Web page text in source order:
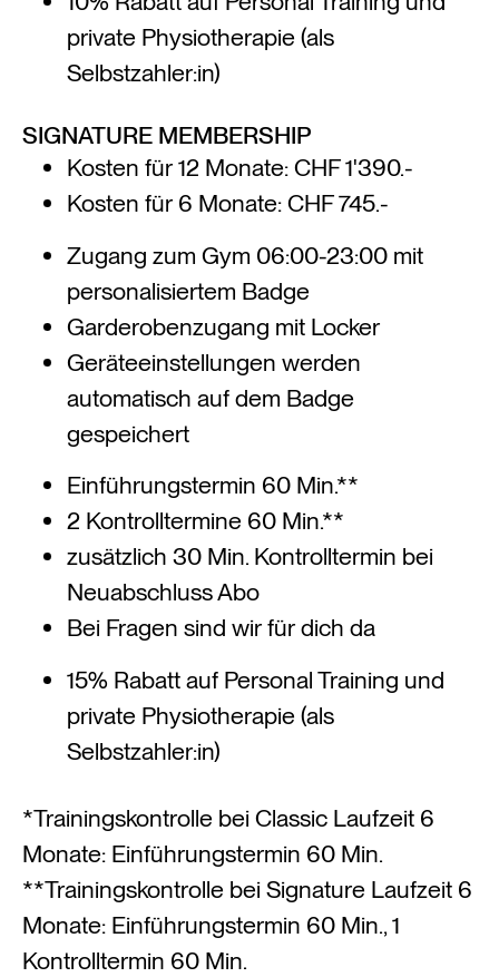
private Physiotherapie (als
Selbstzahler:in)
SIGNATURE MEMBERSHIP
Kosten für 12 Monate: CHF 1'390.-
Kosten für 6 Monate: CHF 745.-
Zugang zum Gym 06:00-23:00 mit
personalisiertem Badge
Garderobenzugang mit Locker
Geräteeinstellungen werden
automatisch auf dem Badge
gespeichert
Einführungstermin 60 Min.**
2 Kontrolltermine 60 Min.**
zusätzlich 30 Min. Kontrolltermin bei
Neuabschluss Abo
Bei Fragen sind wir für dich da
15% Rabatt auf Personal Training und
private Physiotherapie (als
Selbstzahler:in)
*Trainingskontrolle bei Classic Laufzeit 6
Monate: Einführungstermin 60 Min.
**Trainingskontrolle bei Signature Laufzeit 6
Monate: Einführungstermin 60 Min., 1
Kontrolltermin 60 Min.